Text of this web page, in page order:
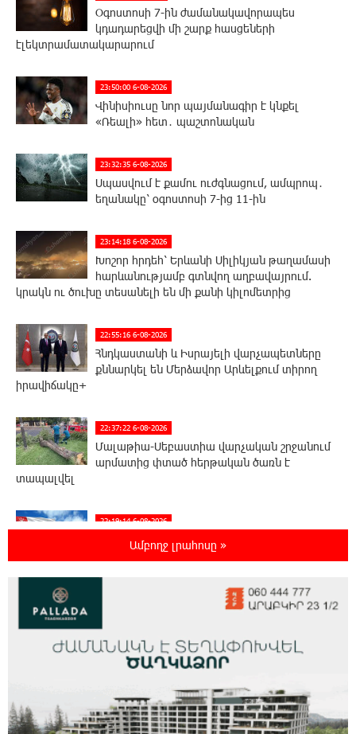
Օգոստոսի 7-ին ժամանակավորապես
կդադարեցվի մի շարք հասցեների
էլեկտրամատակարարում
23:50:00 6-08-2026
Վինիսիուսը նոր պայմանագիր է կնքել
«Ռեալի» հետ․ պաշտոնական
23:32:35 6-08-2026
Սպասվում է քամու ուժգնացում, ամպրոպ․
եղանակը՝ օգոստոսի 7-ից 11-ին
23:14:18 6-08-2026
Խոշոր հրդեհ՝ Երևանի Սիլիկյան թաղամասի
հարևանությամբ գտնվող աղբավայրում.
կրակն ու ծուխը տեսանելի են մի քանի կիլոմետրից
22:55:16 6-08-2026
Հնդկաստանի և Իսրայելի վարչապետները
քննարկել են Մերձավոր Արևելքում տիրող
իրավիճակը+
22:37:22 6-08-2026
Մալաթիա-Սեբաստիա վարչական շրջանում
արմատից փտած հերթական ծառն է
տապալվել
22:19:14 6-08-2026
Իրանը և Օմանը պլանավորում են փոխել
Հորմուզի նեղուցի նավագնացության
8-ամյա Մոնթե Մուրադյանն ու Սյունե
Քոսակյանը հաղթահարել են Արարատի
21:41:25 6-08-2026
Վթար Լոռու մարզում․ փրկարարները
Ամբողջ լրահոսը »